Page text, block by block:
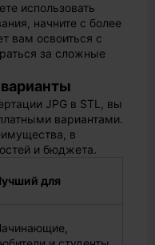
использовать
начните с более
вам освоиться с
за сложные
JPG в STL, вы
вариантами.
в
и бюджета.
для